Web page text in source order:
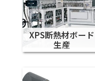
XPS断熱材ボード
生産